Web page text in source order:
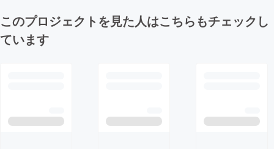
このプロジェクトを見た人はこちらもチェックし
ています